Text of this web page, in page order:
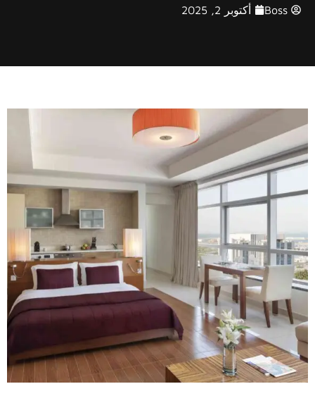
Boss أكتوبر 2, 2025